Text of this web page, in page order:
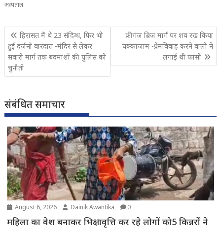
अस्पताल
Post
navigation
हिरासत में थे 23 संदिग्ध, फिर भी
हुई दर्जनों वारदात -मंदिर से लेकर
सवारी मार्ग तक बदमाशों की पुलिस को
चुनौती
फ्रीगंज ब्रिज मार्ग पर शव रख किया
चक्काजाम -प्रेमविवाह करने वाली ने
लगाई थी फांसी
संबंधित समाचार
August 6, 2026 Dainik Awantika 0
महिला का वेश बनाकर भिक्षावृत्ति कर रहे लोगों को5 किन्नरों ने